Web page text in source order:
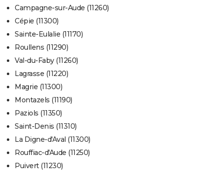
Campagne-sur-Aude (11260)
Cépie (11300)
Sainte-Eulalie (11170)
Roullens (11290)
Val-du-Faby (11260)
Lagrasse (11220)
Magrie (11300)
Montazels (11190)
Paziols (11350)
Saint-Denis (11310)
La Digne-d'Aval (11300)
Rouffiac-d'Aude (11250)
Puivert (11230)